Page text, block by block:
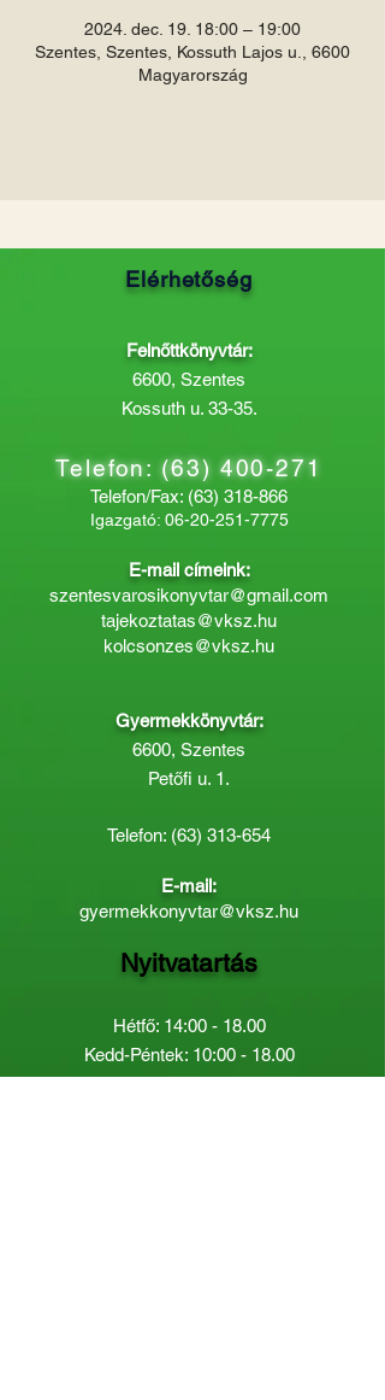
2024. dec. 19. 18:00 – 19:00
Szentes, Szentes, Kossuth Lajos u., 6600
Magyarország
Elérhetőség
Felnőttkönyvtár:
6600, Szentes
Kossuth u. 33-35.
Telefon:(63) 400-271
Telefon/Fax: (63) 318-866
Igazgató: 06-20-251-7775
E-mail címeink:
szentesvarosikonyvtar@gmail.com
tajekoztatas@vksz.hu
kolcsonzes@vksz.hu
Gyermekkönyvtár:
6600, Szentes
Petőfi u. 1.
Telefon: (63) 313-654
E-mail:
gyermekkonyvtar@vksz.hu
Nyitvatartás
Hétfő: 14:00 - 18.00
Kedd-Péntek: 10:00 - 18.00
Páratlan héten szombaton a